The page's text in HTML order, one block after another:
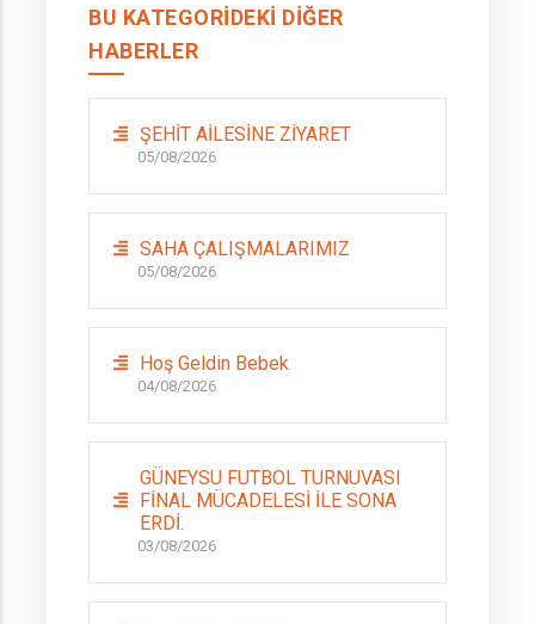
BU KATEGORIDEKI DIĞER
HABERLER
ŞEHİT AİLESİNE ZİYARET
05/08/2026
SAHA ÇALIŞMALARIMIZ
05/08/2026
Hoş Geldin Bebek
04/08/2026
GÜNEYSU FUTBOL TURNUVASI
FİNAL MÜCADELESİ İLE SONA
ERDİ.
03/08/2026